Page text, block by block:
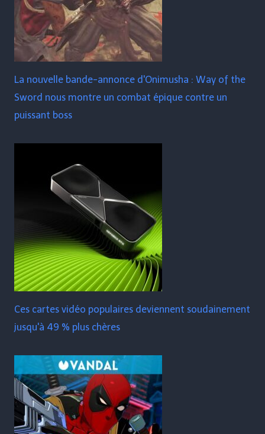
La nouvelle bande-annonce d'Onimusha : Way of the
Sword nous montre un combat épique contre un
puissant boss
Ces cartes vidéo populaires deviennent soudainement
jusqu'à 49 % plus chères